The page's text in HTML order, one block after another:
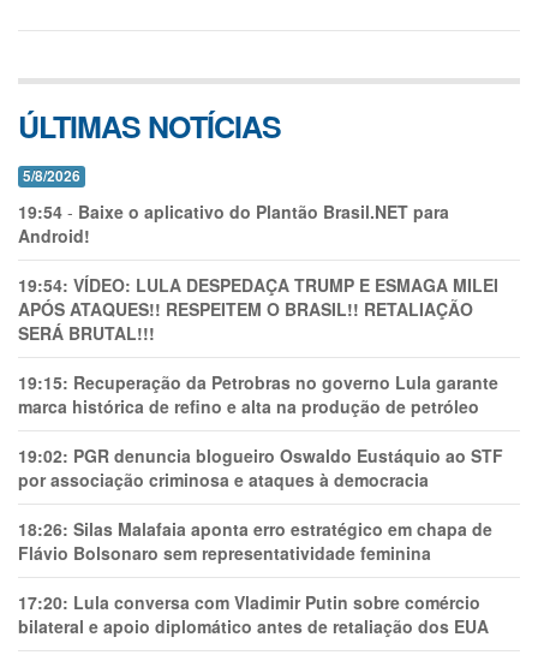
ÚLTIMAS NOTÍCIAS
5/8/2026
19:54 - Baixe o aplicativo do Plantão Brasil.NET para
Android!
19:54: VÍDEO: LULA DESPEDAÇA TRUMP E ESMAGA MILEI
APÓS ATAQUES!! RESPEITEM O BRASIL!! RETALIAÇÃO
SERÁ BRUTAL!!!
19:15: Recuperação da Petrobras no governo Lula garante
marca histórica de refino e alta na produção de petróleo
19:02: PGR denuncia blogueiro Oswaldo Eustáquio ao STF
por associação criminosa e ataques à democracia
18:26: Silas Malafaia aponta erro estratégico em chapa de
Flávio Bolsonaro sem representatividade feminina
17:20: Lula conversa com Vladimir Putin sobre comércio
bilateral e apoio diplomático antes de retaliação dos EUA